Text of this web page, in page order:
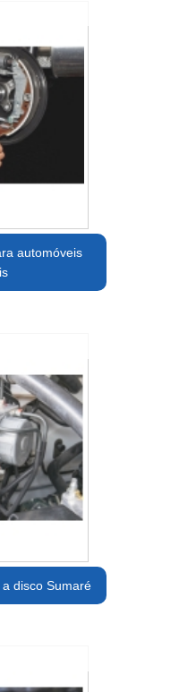
automóveis
disco Sumaré